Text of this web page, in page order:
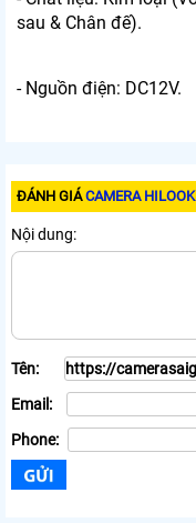
sau & Chân đế).
- Nguồn điện: DC12V.
ĐÁNH GIÁCAMERA
Nội dung:
Tên:
Email:
Phone: